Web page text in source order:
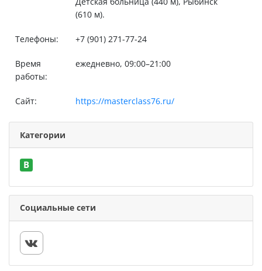
(610 м).
Телефоны: +7 (901) 271-77-24
Время
работы:
ежедневно, 09:00–21:00
Сайт: https://masterclass76.ru/
Категории
B
Социальные сети